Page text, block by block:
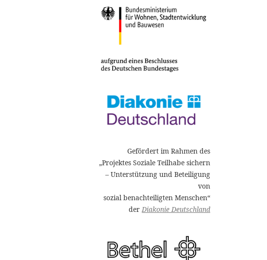
Gefördert im Rahmen des
„Projektes Soziale Teilhabe sichern
– Unterstützung und Beteiligung
von
sozial benachteiligten Menschen“
derDiakonie Deutschland